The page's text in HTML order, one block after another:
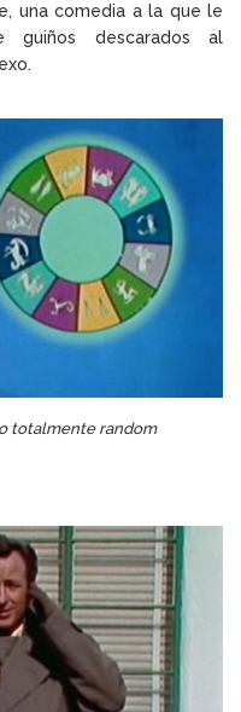
una comedia a la que le
guiños descarados al
totalmente random